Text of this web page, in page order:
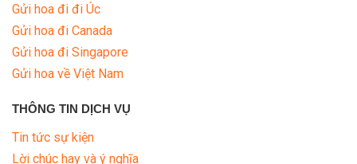
Gửi hoa đi đi Úc
Gửi hoa đi Canada
Gửi hoa đi Singapore
Gửi hoa về Việt Nam
THÔNG TIN DỊCH VỤ
Tin tức sự kiện
Lời chúc hay và ý nghĩa